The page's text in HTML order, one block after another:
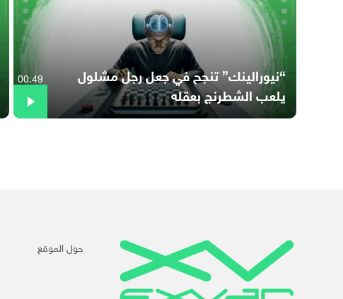
“نيورالينك” تنجح في جعل رجل مشلول
يلعب الشطرنج بعقله
00:49
حول الموقع